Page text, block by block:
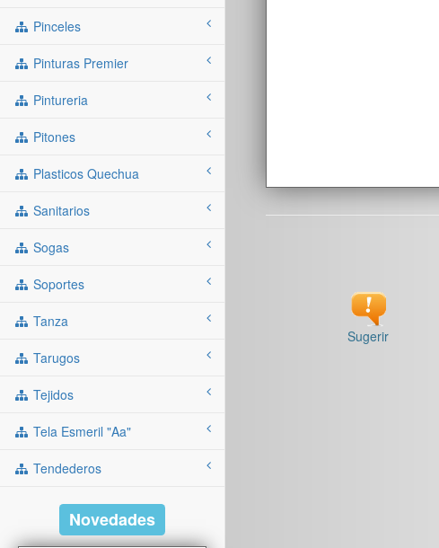
Pinceles
Pinturas Premier
Pintureria
Pitones
Plasticos Quechua
Sanitarios
Sogas
Soportes
Tanza
Tarugos
Tejidos
Tela Esmeril "aa"
Tendederos
Novedades
Sugerir